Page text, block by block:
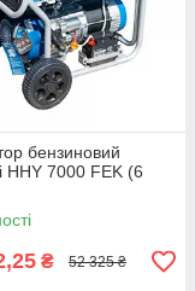
бензиновий
HHY 7000 FEK (6
₴ 52 325 ₴